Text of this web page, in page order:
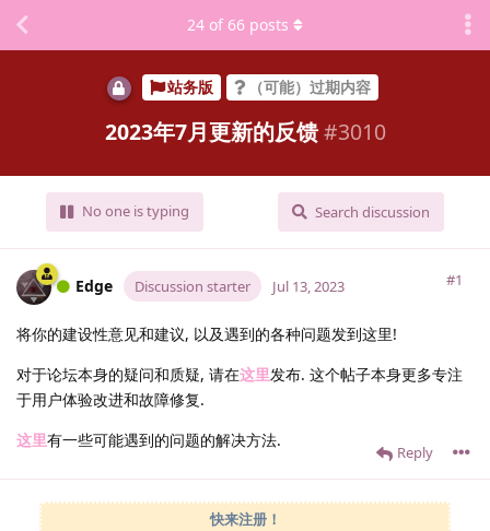
站务版 （可能）过期内容
2023年7月更新的反馈 #3010
No one is typing Search discussion
24 of 66 posts
Edge Discussion starter #1
Jul 13, 2023
将你的建设性意见和建议, 以及遇到的各种问题发到这里!
对于论坛本身的疑问和质疑, 请在这里发布. 这个帖子本身更多专注
于用户体验改进和故障修复.
这里有一些可能遇到的问题的解决方法.
Reply
快来注册！